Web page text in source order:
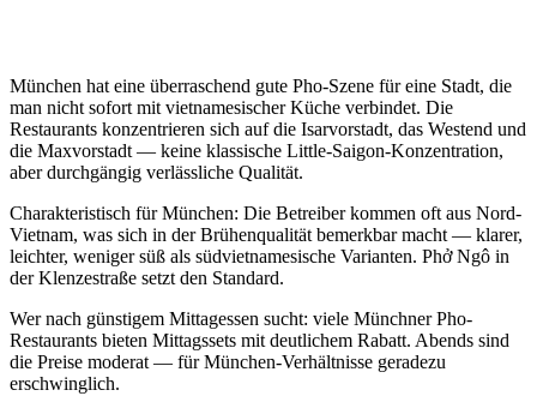
München hat eine überraschend gute Pho-Szene für eine Stadt, die
man nicht sofort mit vietnamesischer Küche verbindet. Die
Restaurants konzentrieren sich auf die Isarvorstadt, das Westend und
die Maxvorstadt — keine klassische Little-Saigon-Konzentration,
aber durchgängig verlässliche Qualität.
Charakteristisch für München: Die Betreiber kommen oft aus Nord-
Vietnam, was sich in der Brühenqualität bemerkbar macht — klarer,
leichter, weniger süß als südvietnamesische Varianten. Phở Ngô in
der Klenzestraße setzt den Standard.
Wer nach günstigem Mittagessen sucht: viele Münchner Pho-
Restaurants bieten Mittagssets mit deutlichem Rabatt. Abends sind
die Preise moderat — für München-Verhältnisse geradezu
erschwinglich.